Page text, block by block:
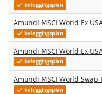
beleggingsplan
Amundi MSCI World Ex
beleggingsplan
Amundi MSCI World Ex
beleggingsplan
Amundi MSCI World Swap
beleggingsplan